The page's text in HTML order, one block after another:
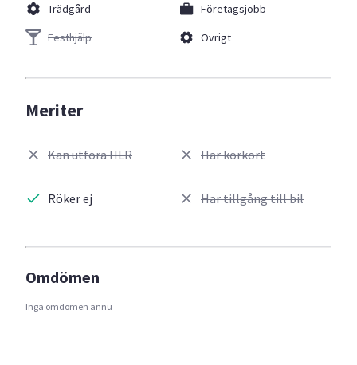
Trädgård
Festhjälp
Företagsjobb
Övrigt
Meriter
Kan utföra HLR
Röker ej
Har körkort
Har tillgång till bil
Omdömen
Inga omdömen ännu